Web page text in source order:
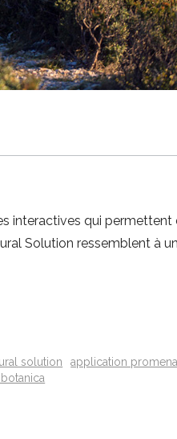
qui
Solution ressemblent à
solution application